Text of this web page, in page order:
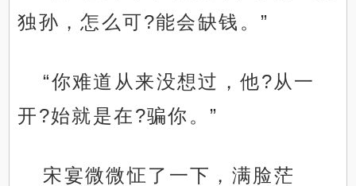
独孙，怎么可?能会缺钱。”
“你难道从来没想过，他?从一
开?始就是在?骗你。”
宋宴微微怔了一下，满脸茫